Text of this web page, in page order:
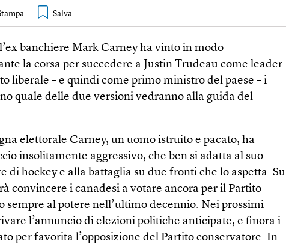
banchiere Mark Carney ha vinto in modo
la corsa per succedere a Justin Trudeau come leader
liberale – e quindi come primo ministro del paese – i
quale delle due versioni vedranno alla guida del
elettorale Carney, un uomo istruito e pacato, ha
insolitamente aggressivo, che ben si adatta al suo
di hockey e alla battaglia su due fronti che lo aspetta. Su
convincere i canadesi a votare ancora per il Partito
sempre al potere nell’ultimo decennio. Nei prossimi
l’annuncio di elezioni politiche anticipate, e finora i
per favorita l’opposizione del Partito conservatore. In